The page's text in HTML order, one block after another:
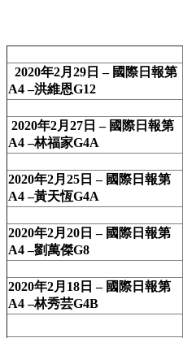
2020年2月29日 – 國際日報第
A4 –洪維恩G12
2020年2月27日 – 國際日報第
A4 –林福家G4A
2020年2月25日 – 國際日報第
A4 –黃天恆G4A
2020年2月20日 – 國際日報第
A4 –劉萬傑G8
2020年2月18日 – 國際日報第
A4 –林秀芸G4B